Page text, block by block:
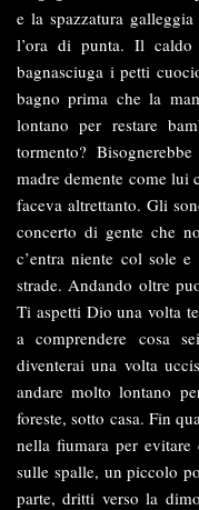
e la spazzatura
l’ora di punta. Il caldo
bagnasciuga i petti
bagno prima che la
lontano per restare
tormento?
madre demente come lui
faceva altrettanto. Gli
concerto di gente che
c’entra niente col sole
strade. Andando oltre
Ti aspetti Dio una volta
a comprendere cosa
diventerai una volta
andare molto lontano
foreste, sotto casa. Fin
nella fiumara per evitare
sulle spalle, un piccolo
parte, dritti verso la